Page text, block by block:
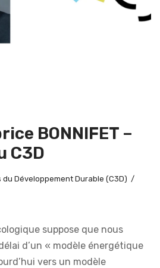
BONNIFET –
C3D
Développement Durable (C3D)
suppose que nous
d’un « modèle énergétique
vers un modèle